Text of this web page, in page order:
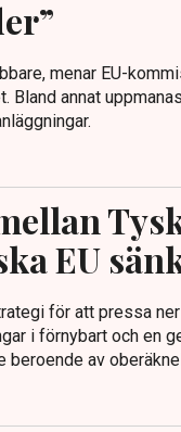
menar EU-
annat
EU
för att pressa
i förnybart och en
beroende av